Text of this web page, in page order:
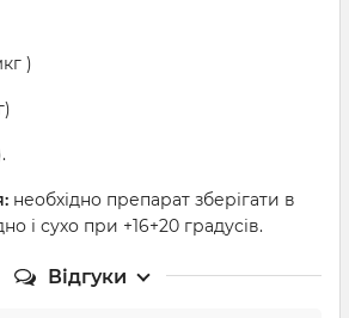
)
необхідно препарат зберігати в
і сухо при +16+20 градусів.
Відгуки